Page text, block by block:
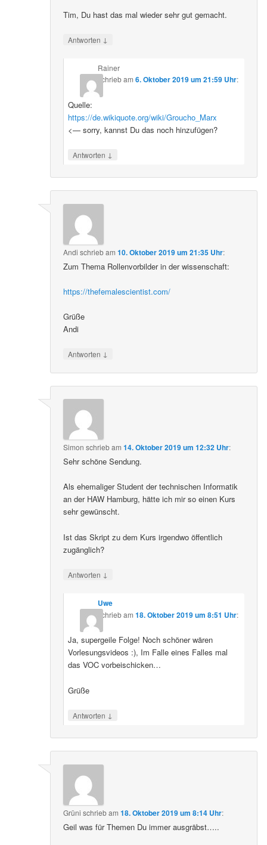
Tim, Du hast das mal wieder sehr gut gemacht.
Antworten ↓
Rainer
schriebam 6. Oktober 2019 um 21:59 Uhr:
Quelle:
https://de.wikiquote.org/wiki/Groucho_Marx
<— sorry, kannst Du das noch hinzufügen?
Antworten ↓
Andi schriebam10. Oktober 2019 um 21:35 Uhr:
Zum Thema Rollenvorbilder in der wissenschaft:
https://thefemalescientist.com/
Grüße
Andi
Antworten ↓
Simon schriebam14. Oktober 2019 um 12:32 Uhr:
Sehr schöne Sendung.
Als ehemaliger Student der technischen Informatik
an der HAW Hamburg, hätte ich mir so einen Kurs
sehr gewünscht.
Ist das Skript zu dem Kurs irgendwo öffentlich
zugänglich?
Antworten ↓
Uwe
schriebam 18. Oktober 2019 um 8:51 Uhr:
Ja, supergeile Folge! Noch schöner wären
Vorlesungsvideos :), Im Falle eines Falles mal
das VOC vorbeischicken…
Grüße
Antworten ↓
Grüni schriebam18. Oktober 2019 um 8:14 Uhr:
Geil was für Themen Du immer ausgräbst…..